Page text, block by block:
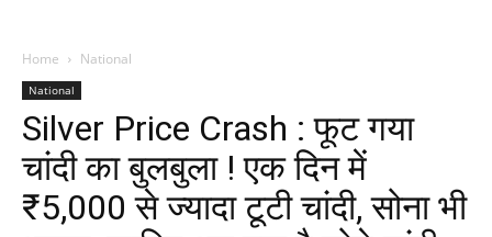
Home National
National
Silver Price Crash : फूट गया
चांदी का बुलबुला ! एक दिन में
₹5,000 से ज्यादा टूटी चांदी, सोना भी